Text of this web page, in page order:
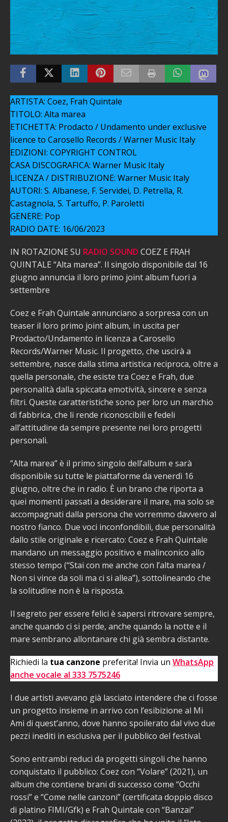
ARTISTA: Coez, Frah Quintale
TITOLO: Alta marea
ETICHETTA: Prodacto / Undamento under exclusive
licence to Carosello Records / Warner Music Italy
EDIZIONI: COPYRIGHT CONTROL
CASA DISCOGRAFICA: Warner Music Italy
LICENZA / DISTRIBUZIONE: Warner Music Italy
AUTORI: S. Albanese, F. Servidei, D. Petrella, R.
Castagnola, S. Tartuffo, P. Paroletti
GENERE: Pop
RADIO DATE: 16/06/2023
IN ROTAZIONE SU RADIO SOUND COEZ E FRAH
QUINTALE “Alta marea”. Il singolo disponibile dal 16
giugno annuncia il loro primo joint album fuori a
settembre
Coez e Frah Quintale annunciano a sorpresa con un
teaser il loro primo joint album, in uscita per
Prodacto/Undamento in licenza a Carosello
Records/Warner Music. Il progetto, che uscirà a
settembre, nasce dalla stima artistica reciproca, oltre a
quella personale, che esiste tra Coez e Frah, due
personalità dalla spiccata emotività, sincere e senza
filtri. Queste caratteristiche sono per loro un marchio
di fabbrica, che li rende riconoscibili e fedeli
all’attitudine da sempre presente nei loro progetti
personali.
“Alta marea” è il primo singolo dell’album e sarà
disponibile su tutte le piattaforme da venerdì 16
giugno, oltre che in radio. È un brano che riporta a
quei momenti passati a desiderare il mare, ma solo se
accompagnati dalla persona che vorremmo davvero al
nostro fianco. Due voci inconfondibili, due personalità
dallo stile originale e ricercato: Coez e Frah Quintale
mandano un messaggio positivo e malinconico allo
stesso tempo (“Stai con me anche con l’alta marea /
Non si vince da soli ma ci si allea”), sottolineando che
la solitudine non è la risposta.
Il segreto per essere felici è sapersi ritrovare sempre,
anche quando ci si perde, anche quando la notte e il
mare sembrano allontanare chi già sembra distante.
Richiedi la tua canzone preferita! Invia un WhatsApp
anche vocale al 333 7575246
I due artisti avevano già lasciato intendere che ci fosse
un progetto insieme in arrivo con l’esibizione al Mi
Ami di quest’anno, dove hanno spoilerato dal vivo due
pezzi inediti in esclusiva per il pubblico del festival.
Sono entrambi reduci da progetti singoli che hanno
conquistato il pubblico: Coez con “Volare” (2021), un
album che contiene brani di successo come “Occhi
rossi” e “Come nelle canzoni” (certificata doppio disco
di platino FIMI/Gfk) e Frah Quintale con “Banzai”